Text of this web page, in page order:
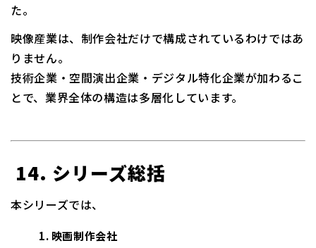
た。
映像産業は、制作会社だけで構成されているわけではあ
りません。
技術企業・空間演出企業・デジタル特化企業が加わるこ
とで、業界全体の構造は多層化しています。
14. シリーズ総括
本シリーズでは、
1. 映画制作会社